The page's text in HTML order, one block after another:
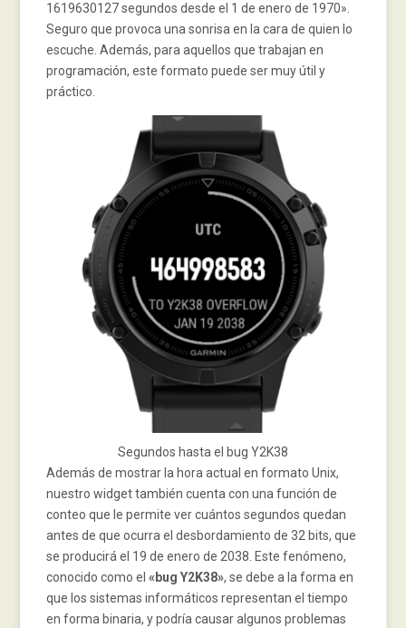
1619630127 segundos desde el 1 de enero de 1970».
Seguro que provoca una sonrisa en la cara de quien lo
escuche. Además, para aquellos que trabajan en
programación, este formato puede ser muy útil y
práctico.
Segundos hasta el bug Y2K38
Además de mostrar la hora actual en formato Unix,
nuestro widget también cuenta con una función de
conteo que le permite ver cuántos segundos quedan
antes de que ocurra el desbordamiento de 32 bits, que
se producirá el 19 de enero de 2038. Este fenómeno,
conocido como el«bug Y2K38», se debe a la forma en
que los sistemas informáticos representan el tiempo
en forma binaria, y podría causar algunos problemas